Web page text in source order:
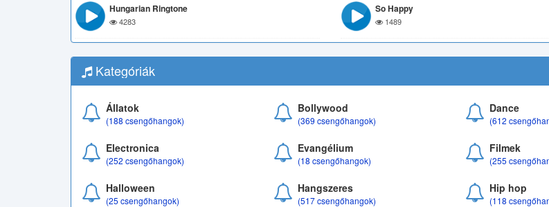
Hungarian Ringtone
4283
So Happy
1489
Kategóriák
Állatok
(188 csengőhangok)
Bollywood
(369 csengőhangok)
Dance
(612
Electronica
(252 csengőhangok)
Evangélium
(18 csengőhangok)
Filmek
(255
Halloween
(25 csengőhangok)
Hangszeres
(517 csengőhangok)
Hip hop
(118